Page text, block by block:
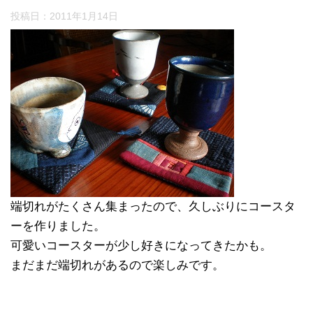
投稿日： 2011年1月14日
端切れがたくさん集まったので、久しぶりにコースタ
ーを作りました。
可愛いコースターが少し好きになってきたかも。
まだまだ端切れがあるので楽しみです。